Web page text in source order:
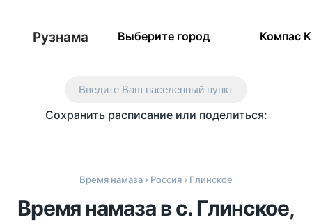
Рузнама Выберите город Компас
Введите Ваш населенный пункт
Сохранить расписание или поделиться:
Время намаза › Россия › Глинское
Время намаза в с. Глинское,